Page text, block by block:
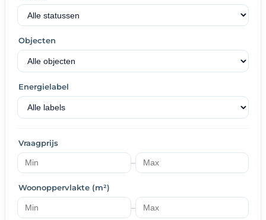
Objecten
Energielabel
Vraagprijs
–
Woonoppervlakte (m²)
–